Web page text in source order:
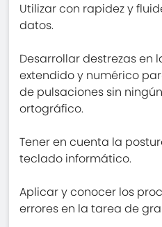
Utilizar con rapidez y
datos.
Desarrollar destrezas en
extendido y numérico
de pulsaciones sin
ortográfico.
Tener en cuenta la
teclado informático.
Aplicar y conocer los
errores en la tarea de